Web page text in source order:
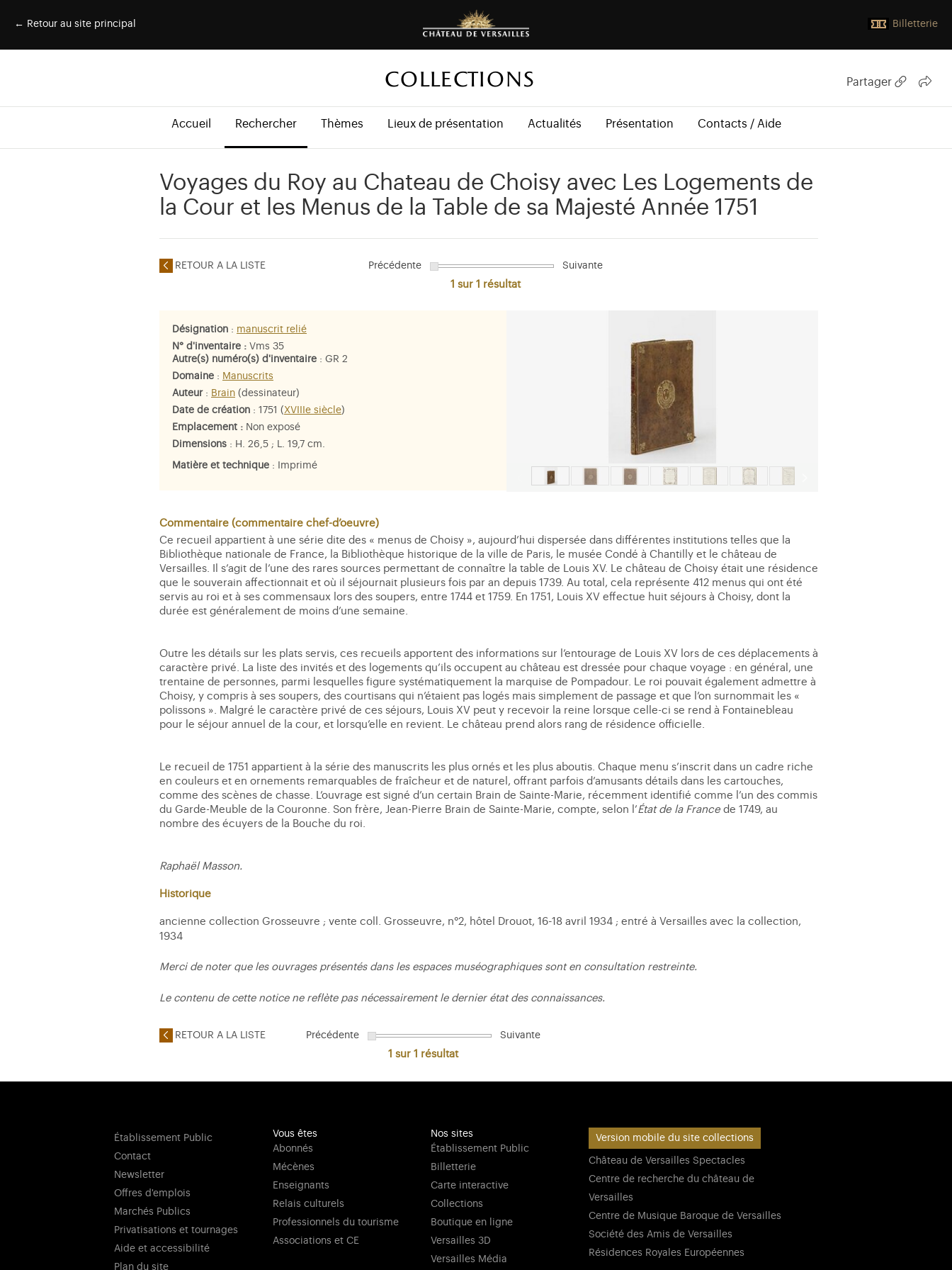
Billetterie
← Retour au site principal
COLLECTIONS Partager
Accueil Rechercher Thèmes Lieux de présentation Actualités Présentation Contacts / Aide
Voyages du Roy au Chateau de Choisy avec Les Logements de
la Cour et les Menus de la Table de sa Majesté Année 1751
RETOUR A LA LISTE Précédente Suivante
1 sur 1 résultat
Désignation : manuscrit relié
N° d'inventaire : Vms 35
Autre(s) numéro(s) d'inventaire : GR 2
Domaine : Manuscrits
Auteur: Brain (dessinateur)
Date de création : 1751 ( XVIIIe siècle)
Emplacement : Non exposé
Dimensions : H. 26,5 ; L. 19,7 cm.
Matière et technique : Imprimé
Commentaire (commentaire chef-d’oeuvre)
Ce recueil appartient à une série dite des « menus de Choisy », aujourd’hui dispersée dans différentes institutions telles que la
Bibliothèque nationale de France, la Bibliothèque historique de la ville de Paris, le musée Condé à Chantilly et le château de
Versailles. Il s’agit de l’une des rares sources permettant de connaître la table de Louis XV. Le château de Choisy était une résidence
que le souverain affectionnait et où il séjournait plusieurs fois par an depuis 1739. Au total, cela représente 412 menus qui ont été
servis au roi et à ses commensaux lors des soupers, entre 1744 et 1759. En 1751, Louis XV effectue huit séjours à Choisy, dont la
durée est généralement de moins d’une semaine.
Outre les détails sur les plats servis, ces recueils apportent des informations sur l’entourage de Louis XV lors de ces déplacements à
caractère privé. La liste des invités et des logements qu’ils occupent au château est dressée pour chaque voyage : en général, une
trentaine de personnes, parmi lesquelles figure systématiquement la marquise de Pompadour. Le roi pouvait également admettre à
Choisy, y compris à ses soupers, des courtisans qui n’étaient pas logés mais simplement de passage et que l’on surnommait les «
polissons ». Malgré le caractère privé de ces séjours, Louis XV peut y recevoir la reine lorsque celle-ci se rend à Fontainebleau
pour le séjour annuel de la cour, et lorsqu’elle en revient. Le château prend alors rang de résidence officielle.
Le recueil de 1751 appartient à la série des manuscrits les plus ornés et les plus aboutis. Chaque menu s’inscrit dans un cadre riche
en couleurs et en ornements remarquables de fraîcheur et de naturel, offrant parfois d’amusants détails dans les cartouches,
comme des scènes de chasse. L’ouvrage est signé d’un certain Brain de Sainte-Marie, récemment identifié comme l’un des commis
du Garde-Meuble de la Couronne. Son frère, Jean-Pierre Brain de Sainte-Marie, compte, selon l’État de la France de 1749, au
nombre des écuyers de la Bouche du roi.
Raphaël Masson.
Historique
ancienne collection Grosseuvre ; vente coll. Grosseuvre, n°2, hôtel Drouot, 16-18 avril 1934 ; entré à Versailles avec la collection,
1934
Merci de noter que les ouvrages présentés dans les espaces muséographiques sont en consultation restreinte.
Le contenu de cette notice ne reflète pas nécessairement le dernier état des connaissances.
RETOUR A LA LISTE Précédente Suivante
1 sur 1 résultat
Établissement Public
Contact
Newsletter
Offres d'emplois
Marchés Publics
Privatisations et tournages
Aide et accessibilité
Plan du site
Vous êtes
Abonnés
Mécènes
Enseignants
Relais culturels
Professionnels du tourisme
Associations et CE
Nos sites
Établissement Public
Billetterie
Carte interactive
Collections
Boutique en ligne
Versailles 3D
Versailles Média
Version mobile du site collections
Château de Versailles Spectacles
Centre de recherche du château de
Versailles
Centre de Musique Baroque de Versailles
Société des Amis de Versailles
Résidences Royales Européennes